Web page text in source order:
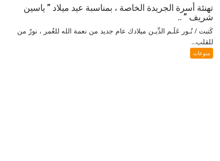
تهنئة أسرة الجريدة الخاصة ، بمناسبة عيد ميلاد ” ياسين
شريف ” ..
كَتبت / نُـور عَلَـم الدِّيـن ميلادك عام جديد من نعمة الله للعُمر ، نورٌ من
للقلب...
منوعات